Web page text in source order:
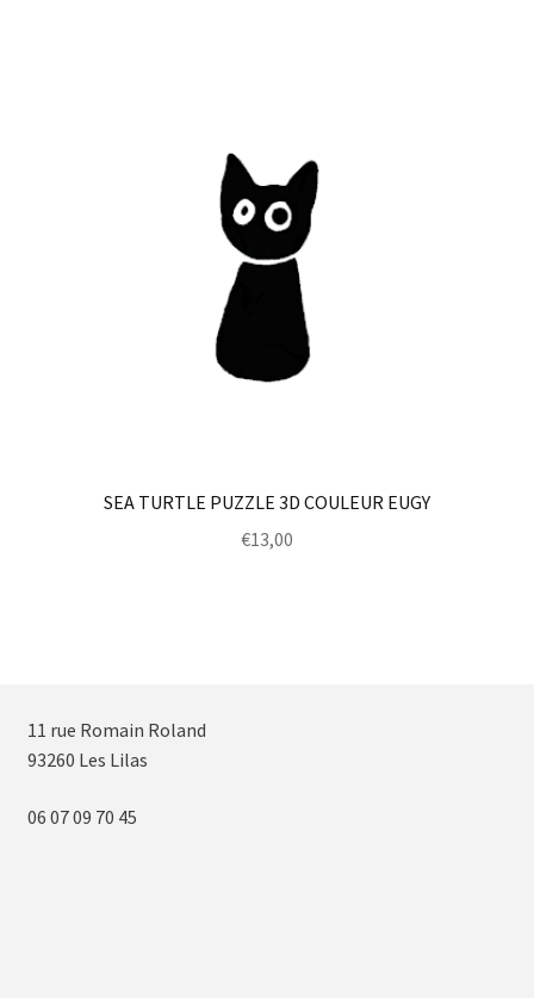
SEA TURTLE PUZZLE 3D COULEUR EUGY
€13,00
11 rue Romain Roland
93260 Les Lilas
06 07 09 70 45